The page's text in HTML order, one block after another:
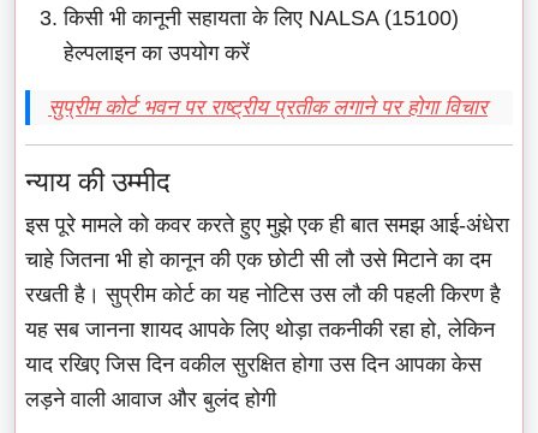
किसी भी कानूनी सहायता के लिए NALSA (15100)
हेल्पलाइन का उपयोग करें
सुप्रीम कोर्ट भवन पर राष्ट्रीय प्रतीक लगाने पर होगा विचार
न्याय की उम्मीद
इस पूरे मामले को कवर करते हुए मुझे एक ही बात समझ आई-अंधेरा
चाहे जितना भी हो कानून की एक छोटी सी लौ उसे मिटाने का दम
रखती है। सुप्रीम कोर्ट का यह नोटिस उस लौ की पहली किरण है
यह सब जानना शायद आपके लिए थोड़ा तकनीकी रहा हो, लेकिन
याद रखिए जिस दिन वकील सुरक्षित होगा उस दिन आपका केस
लड़ने वाली आवाज और बुलंद होगी